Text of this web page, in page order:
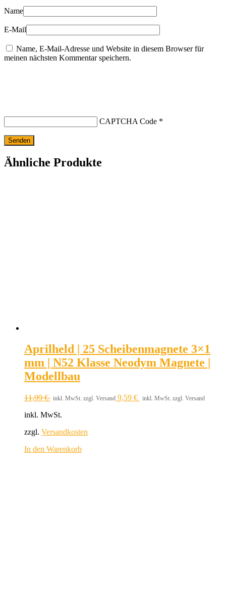
Name
E-Mail
Name, E-Mail-Adresse und Website in diesem Browser für
meinen nächsten Kommentar speichern.
CAPTCHA Code *
Ähnliche Produkte
Aprilheld | 25 Scheibenmagnete 3×1
mm | N52 Klasse Neodym Magnete |
Modellbau
11,99€ inkl. MwSt. zzgl. Versand 9,59 € inkl. MwSt. zzgl. Versand
inkl. MwSt.
zzgl. Versandkosten
In den Warenkorb